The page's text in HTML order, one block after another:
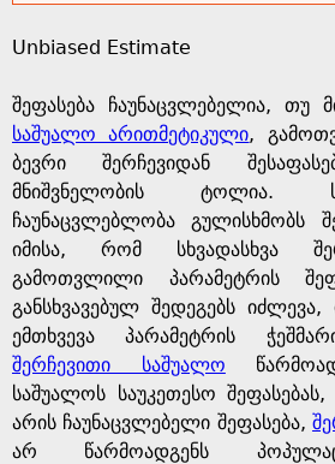
g
e
Unbiased Estimate
შეფასება ჩაუნაცვლებელია, თუ
საშუალო არითმეტიკული,
ბევრი შერჩევიდან
მნიშვნელობის ტოლია.
ჩაუნაცვლებლობა გულისხმობს
იმისა, რომ სხვადასხვა
გამოთვლილი პარამეტრის
განსხვავებულ შედეგებს
ემთხვევა პარამეტრის
შერჩევითი საშუალო
საშუალოს საუკეთესო
არის ჩაუნაცვლებელი შეფასება,
არ წარმოადგენს